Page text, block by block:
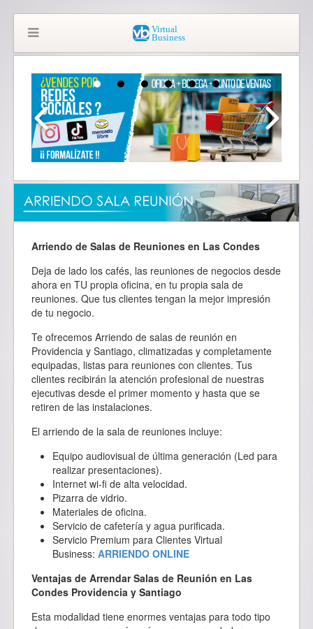
Arriendo de Salas de Reuniones en Las Condes
Deja de lado los cafés, las reuniones de negocios desde
ahora en TU propia oficina, en tu propia sala de
reuniones. Que tus clientes tengan la mejor impresión
de tu negocio.
Te ofrecemos Arriendo de salas de reunión en
Providencia y Santiago, climatizadas y completamente
equipadas, listas para reuniones con clientes. Tus
clientes recibirán la atención profesional de nuestras
ejecutivas desde el primer momento y hasta que se
retiren de las instalaciones.
El arriendo de la sala de reuniones incluye:
Equipo audiovisual de última generación (Led para
realizar presentaciones).
Internet wi-fi de alta velocidad.
Pizarra de vidrio.
Materiales de oficina.
Servicio de cafetería y agua purificada.
Servicio Premium para Clientes Virtual
Business: ARRIENDO ONLINE
Ventajas de Arrendar Salas de Reunión en Las
Condes Providencia y Santiago
Esta modalidad tiene enormes ventajas para todo tipo